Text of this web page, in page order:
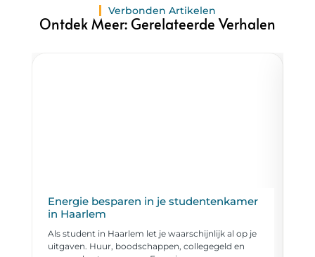
Verbonden Artikelen
Ontdek Meer: Gerelateerde Verhalen
Energie besparen in je studentenkamer
in Haarlem
Als student in Haarlem let je waarschijnlijk al op je
uitgaven. Huur, boodschappen, collegegeld en